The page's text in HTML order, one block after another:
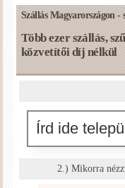
Szállás Magyarországon -
Több ezer szállás,
közvetítői díj nélkül
2.) Mikorra